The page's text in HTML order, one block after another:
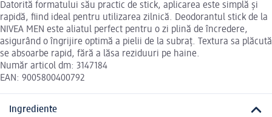
Datorită formatului său practic de stick, aplicarea este simplă și
rapidă, fiind ideal pentru utilizarea zilnică. Deodorantul stick de la
NIVEA MEN este aliatul perfect pentru o zi plină de încredere,
asigurând o îngrijire optimă a pielii de la subraț. Textura sa plăcută
se absoarbe rapid, fără a lăsa reziduuri pe haine.
Număr articol dm: 3147184
EAN: 9005800400792
Ingrediente